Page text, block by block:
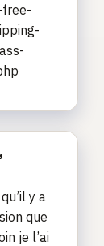
y a
que
je l’ai